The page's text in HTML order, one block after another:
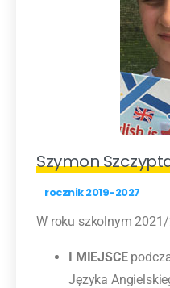
Szymon
rocznik 2019-2027
W roku szkolnym
I MIEJSCE
Języka